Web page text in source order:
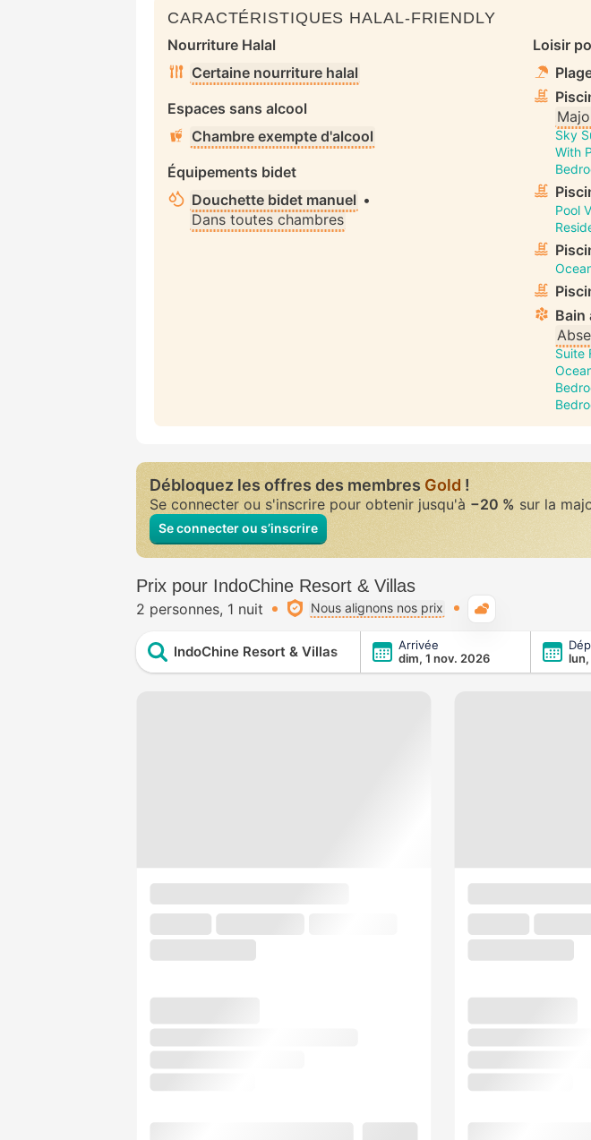
CARACTÉRISTIQUES HALAL-FRIENDLY
Nourriture Halal
Certaine nourriture halal
Espaces sans alcool
Chambre exempte d'alcool
Équipements bidet
Douchette bidet manuel •
Dans toutes chambres
Loisir
Sky
With
Pool
Bain
Suite
Débloquez les offres des membresGold!
Se connecter ou s'inscrire pour obtenir jusqu'à −20 % sur la
Se connecter ou s’inscrire
Prix pour IndoChine Resort & Villas
2 personnes 1 nuit Nous alignons nos prix
IndoChine Resort & Villas
Arrivée
dim, 1 nov. 2026